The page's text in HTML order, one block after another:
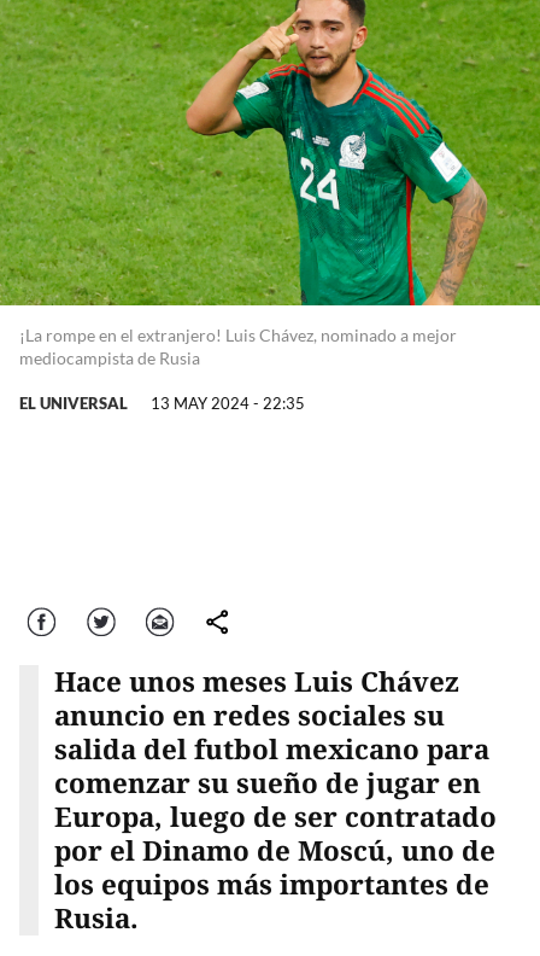
¡La rompe en el extranjero! Luis Chávez, nominado a mejor
mediocampista de Rusia
EL UNIVERSAL 13 MAY 2024 - 22:35
Facebook Twitter Correo comparte
Hace unos meses Luis Chávez
anuncio en redes sociales su
salida del futbol mexicano para
comenzar su sueño de jugar en
Europa, luego de ser contratado
por el Dinamo de Moscú, uno de
los equipos más importantes de
Rusia.